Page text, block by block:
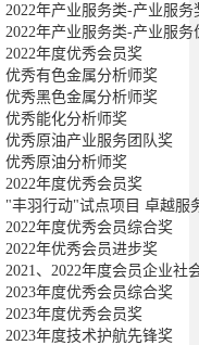
2022年产业服务类-产业服
2022年产业服务类-产业服
2022年度优秀会员奖
优秀有色金属分析师奖
优秀黑色金属分析师奖
优秀能化分析师奖
优秀原油产业服务团队奖
优秀原油分析师奖
2022年度优秀会员奖
"丰羽行动"试点项目 卓越服
2022年度优秀会员综合奖
2022年优秀会员进步奖
2021、2022年度会员企业社
2023年度优秀会员综合奖
2023年度优秀会员奖
2023年度技术护航先锋奖